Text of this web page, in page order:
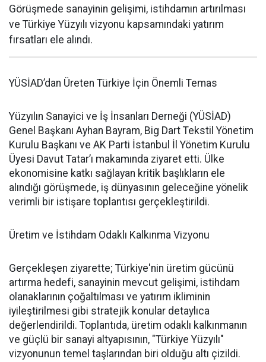
Görüşmede sanayinin gelişimi, istihdamın artırılması
ve Türkiye Yüzyılı vizyonu kapsamındaki yatırım
fırsatları ele alındı.
YÜSİAD’dan Üreten Türkiye İçin Önemli Temas
Yüzyılın Sanayici ve İş İnsanları Derneği (YÜSİAD)
Genel Başkanı Ayhan Bayram, Big Dart Tekstil Yönetim
Kurulu Başkanı ve AK Parti İstanbul İl Yönetim Kurulu
Üyesi Davut Tatar’ı makamında ziyaret etti. Ülke
ekonomisine katkı sağlayan kritik başlıkların ele
alındığı görüşmede, iş dünyasının geleceğine yönelik
verimli bir istişare toplantısı gerçekleştirildi.
Üretim ve İstihdam Odaklı Kalkınma Vizyonu
Gerçekleşen ziyarette; Türkiye'nin üretim gücünü
artırma hedefi, sanayinin mevcut gelişimi, istihdam
olanaklarının çoğaltılması ve yatırım ikliminin
iyileştirilmesi gibi stratejik konular detaylıca
değerlendirildi. Toplantıda, üretim odaklı kalkınmanın
ve güçlü bir sanayi altyapısının, "Türkiye Yüzyılı"
vizyonunun temel taşlarından biri olduğu altı çizildi.